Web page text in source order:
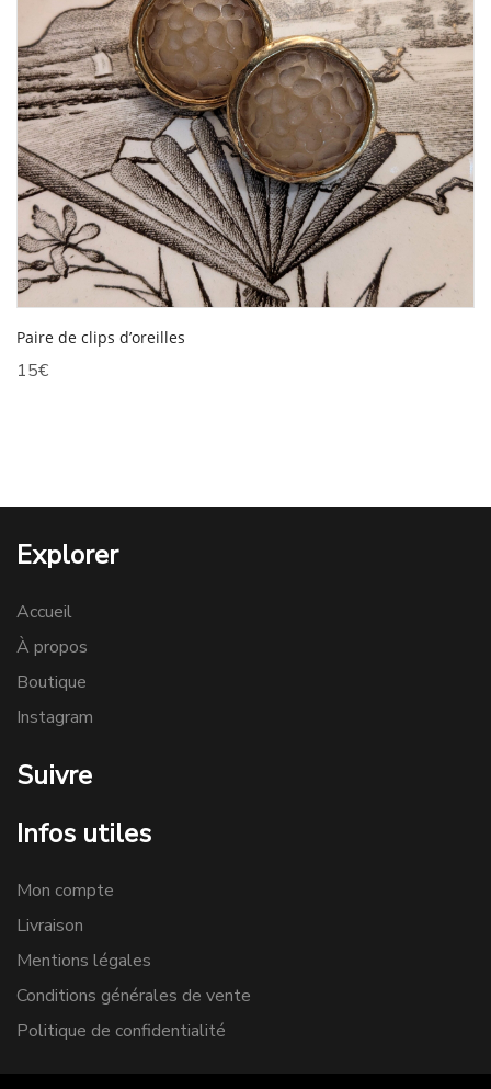
Paire de clips d’oreilles
15€
Explorer
Accueil
À propos
Boutique
Instagram
Suivre
Infos utiles
Mon compte
Livraison
Mentions légales
Conditions générales de vente
Politique de confidentialité